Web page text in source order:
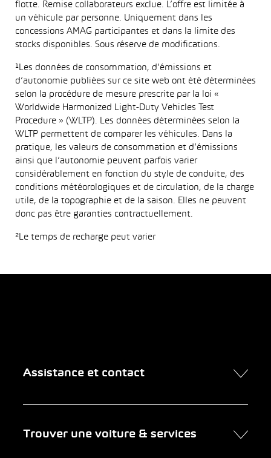
flotte. Remise collaborateurs exclue. L’offre est limitée à
un véhicule par personne. Uniquement dans les
concessions AMAG participantes et dans la limite des
stocks disponibles. Sous réserve de modifications.
¹Les données de consommation, d’émissions et
d’autonomie publiées sur ce site web ont été déterminées
selon la procédure de mesure prescrite par la loi «
Worldwide Harmonized Light-Duty Vehicles Test
Procedure » (WLTP). Les données déterminées selon la
WLTP permettent de comparer les véhicules. Dans la
pratique, les valeurs de consommation et d’émissions
ainsi que l’autonomie peuvent parfois varier
considérablement en fonction du style de conduite, des
conditions météorologiques et de circulation, de la charge
utile, de la topographie et de la saison. Elles ne peuvent
donc pas être garanties contractuellement.
²Le temps de recharge peut varier
Assistance et contact
Trouver une voiture & services